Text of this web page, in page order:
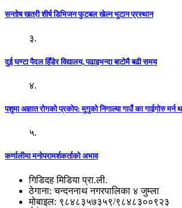
सन्तोष खत्री शीर्ष डिभिजन फुटबल खेल्न भुटान प्रस्थान
३.
दुई घण्टा पैदल हिँडेर विद्यालय, पढाइभन्दा बाटोमै बढी समय
४.
पशुमा अज्ञात रोगको प्रकोप: मुगुको निगाल्या गाउँ का गाईगोरु
५.
कर्णालीमा मनोपरामर्शकर्ताको अभाव
गिडिदह मिडिया प्रा.ली.
ठेगाना: चन्दननाथ नगरपालिका ४ जुम्ला
मोबाइल: ९८४८३५७३५९/९८४८३००९२३